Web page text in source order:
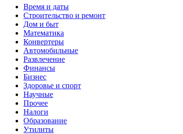
Время и даты
Строительство и ремонт
Дом и быт
Математика
Конвертеры
Автомобильные
Развлечение
Финансы
Бизнес
Здоровье и спорт
Научные
Прочее
Налоги
Образование
Утилиты